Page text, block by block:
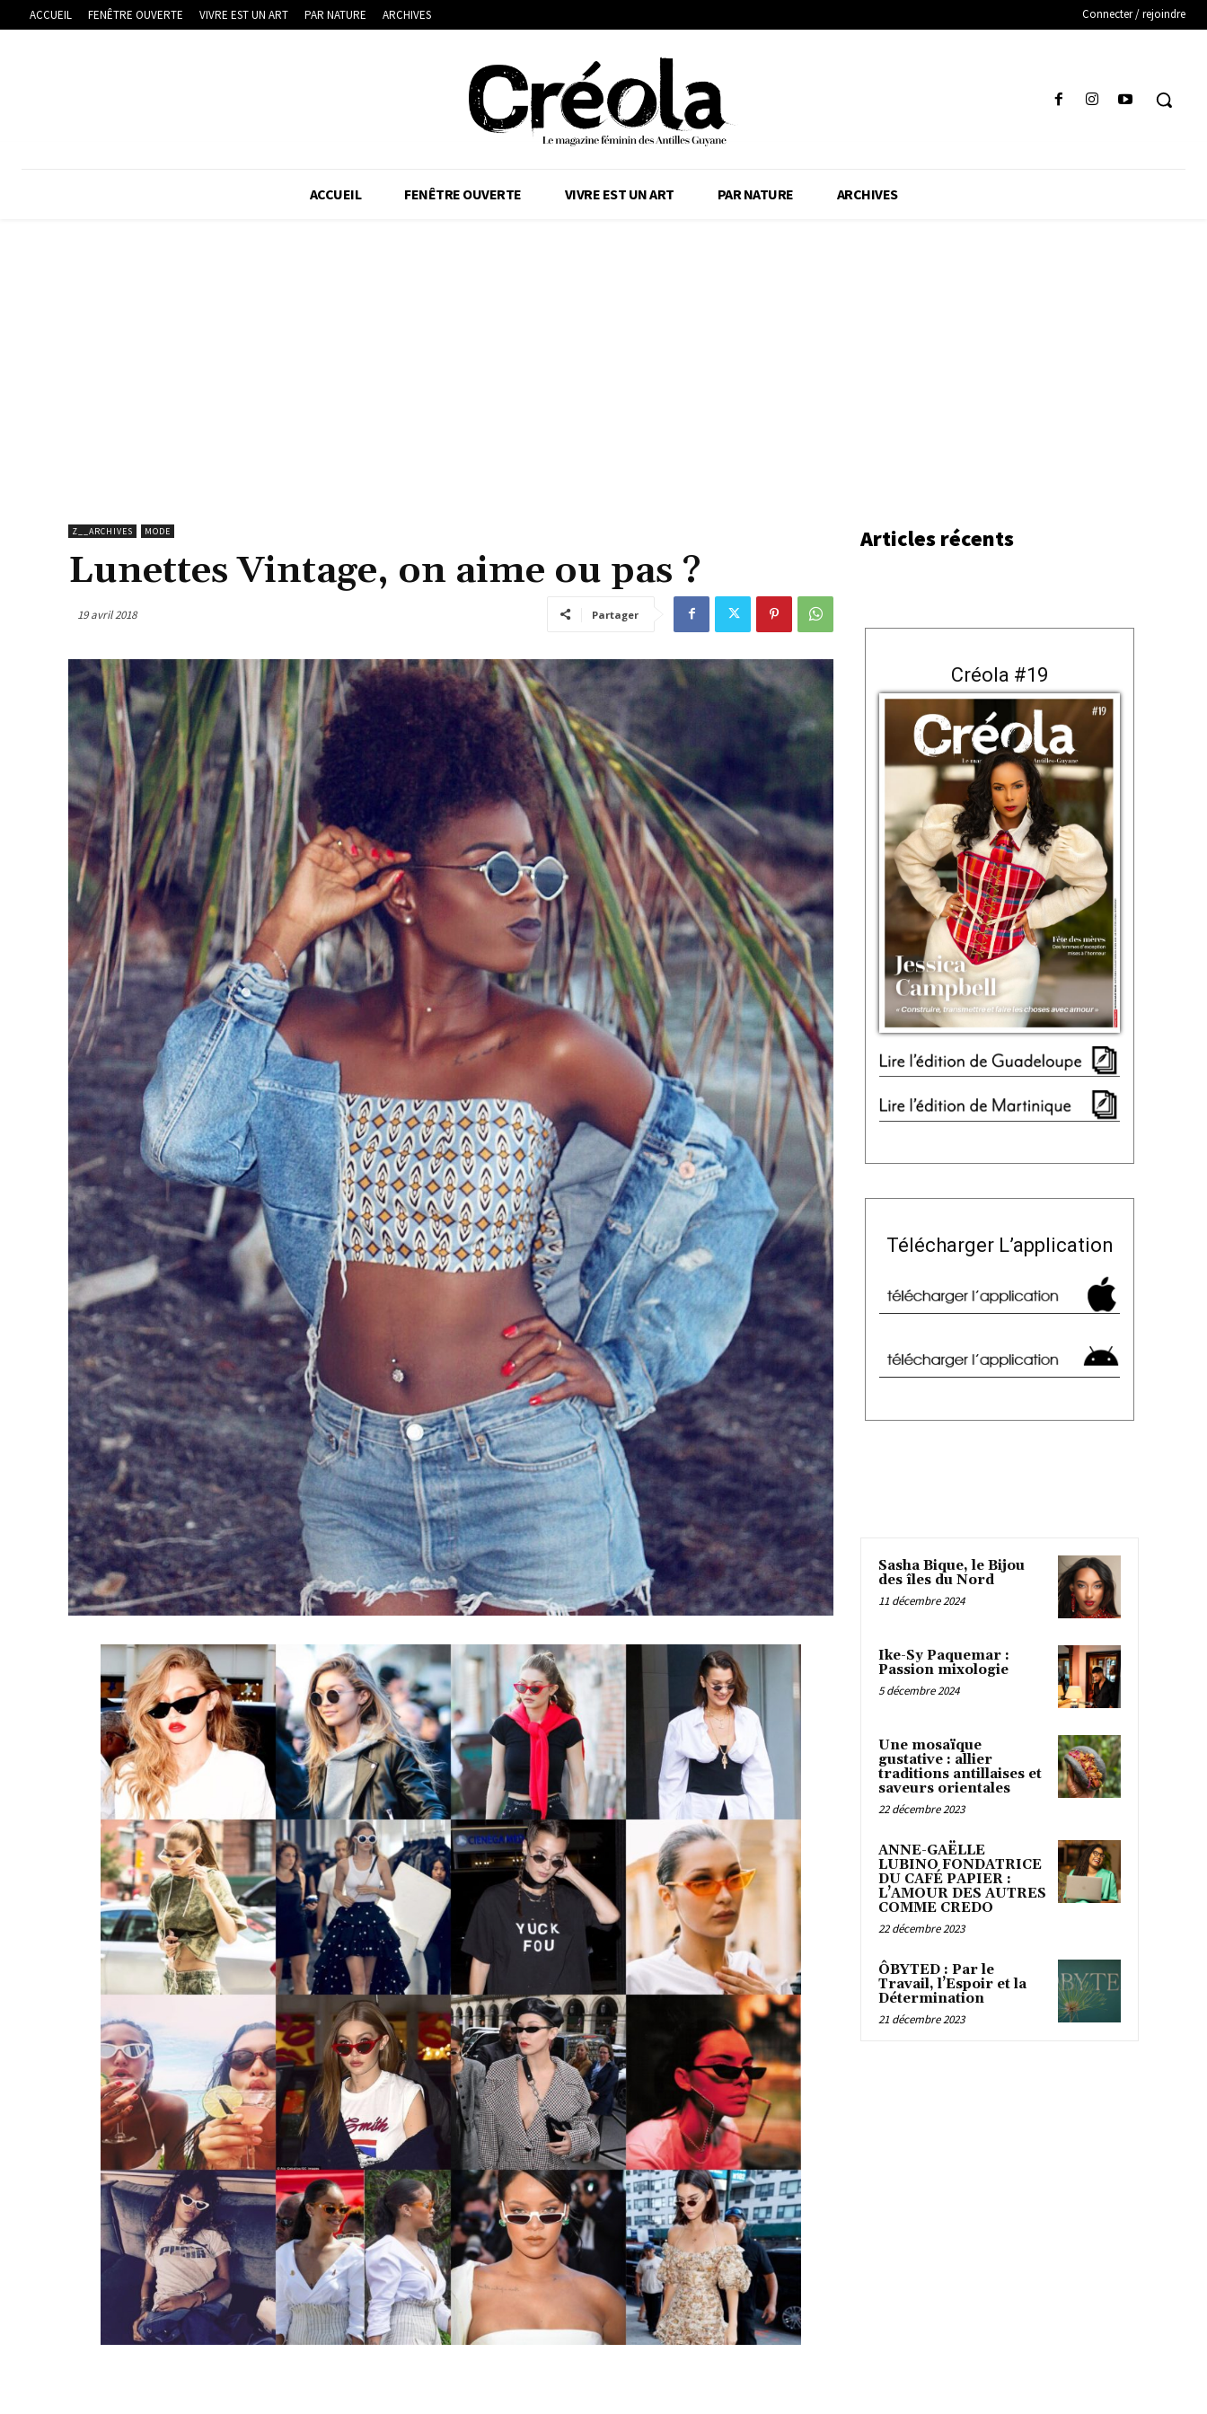
ACCUEIL FENÊTRE OUVERTE VIVRE EST UN ART PAR NATURE ARCHIVES Connecter / rejoindre
ACCUEIL FENÊTRE OUVERTE VIVRE EST UN ART PAR NATURE ARCHIVES
Z__ARCHIVES MODE
Lunettes Vintage, on aime ou pas ?
19 avril 2018 Partager
Articles récents
Créola #19
Télécharger L’application
Sasha Bique, le Bijou
des îles du Nord
11 décembre 2024
Ike-Sy Paquemar :
Passion mixologie
5 décembre 2024
Une mosaïque
gustative : allier
traditions antillaises et
saveurs orientales
22 décembre 2023
ANNE-GAËLLE
LUBINO FONDATRICE
DU CAFÉ PAPIER :
L’AMOUR DES AUTRES
COMME CREDO
22 décembre 2023
ÔBYTED : Par le
Travail, l’Espoir et la
Détermination
21 décembre 2023